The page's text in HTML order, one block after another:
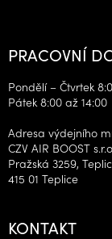
PRACOVNÍ
Pondělí – Čtvrtek
Pátek 8:00 až 14:00
Adresa výdejního
CZV AIR BOOST
Pražská 3259,
415 01 Teplice
KONTAKT